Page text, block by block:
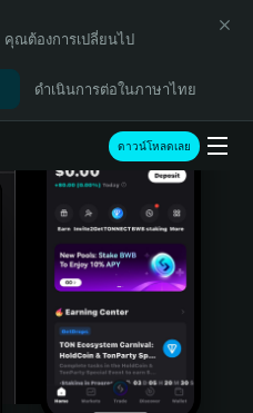
คุณต้องการเปลี่ยนไป
ดำเนินการต่อในภาษาไทย
ดาวน์โหลดเลย